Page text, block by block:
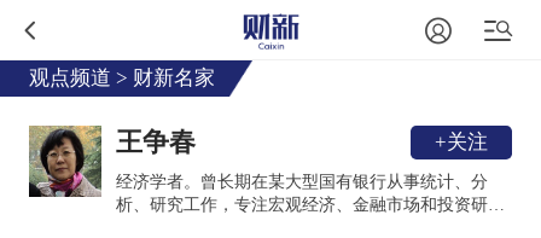
观点频道 > 财新名家
王争春 +关注
经济学者。曾长期在某大型国有银行从事统计、分
析、研究工作，专注宏观经济、金融市场和投资研究